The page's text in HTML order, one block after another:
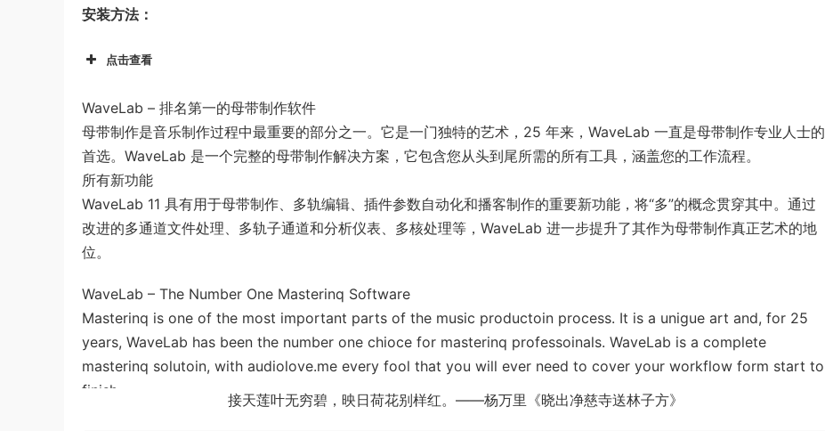
安装方法：
点击查看
WaveLab – 排名第一的母带制作软件
母带制作是音乐制作过程中最重要的部分之一。它是一门独特的艺术，25 年来，WaveLab 一直是母带制作专业人士的
首选。WaveLab 是一个完整的母带制作解决方案，它包含您从头到尾所需的所有工具，涵盖您的工作流程。
所有新功能
WaveLab 11 具有用于母带制作、多轨编辑、插件参数自动化和播客制作的重要新功能，将“多”的概念贯穿其中。通过
改进的多通道文件处理、多轨子通道和分析仪表、多核处理等，WaveLab 进一步提升了其作为母带制作真正艺术的地
位。
WaveLab – The Number One Masterinq Software
Masterinq is one of the most important parts of the music productoin process. It is a unigue art and, for 25
years, WaveLab has been the number one chioce for masterinq professoinals. WaveLab is a complete
masterinq solutoin, with audiolove.me every fool that you will ever need to cover your workflow form start to
finish.
接天莲叶无穷碧，映日荷花别样红。——杨万里《晓出净慈寺送林子方》